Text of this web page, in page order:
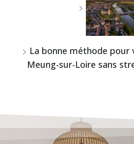
La bonne méthode pour
Meung-sur-Loire sans